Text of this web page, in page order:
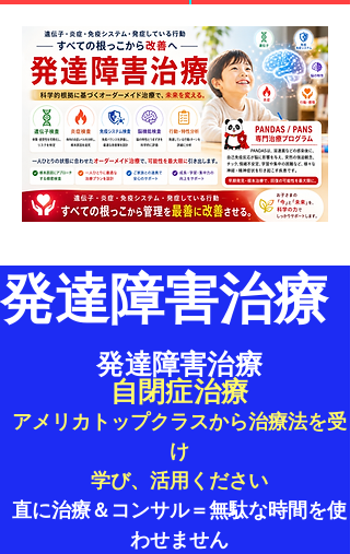
発達障害治療
発達障害治療
自閉症治療
アメリカトップクラスから治療法を受
け
学び、活用ください
直に治療＆コンサル＝無駄な時間を使
わせません